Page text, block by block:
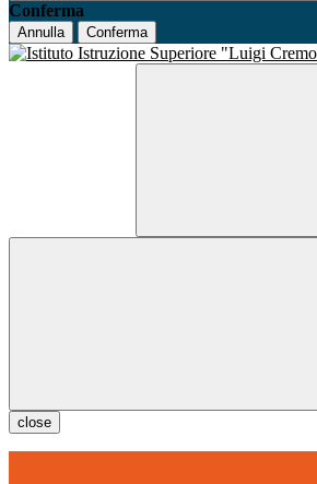
Conferma
Annulla Conferma
close